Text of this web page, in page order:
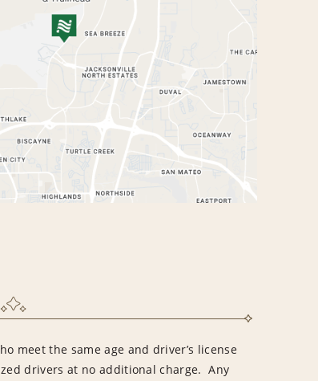
meet the same age and driver’s license
drivers at no additional charge. Any